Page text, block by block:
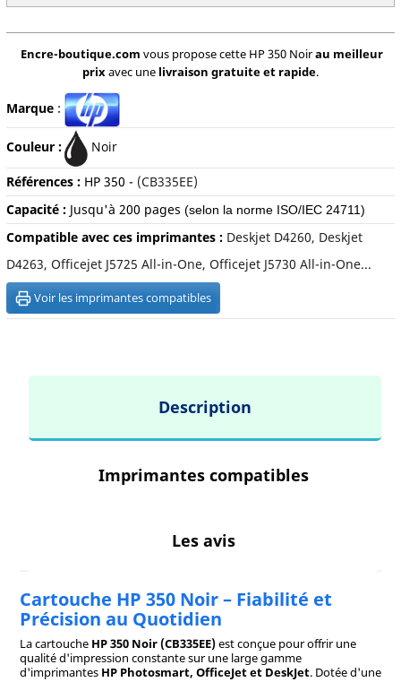
Encre-boutique.com vous propose cette HP 350 Noirau meilleur
prixavec une livraison gratuite et rapide.
Marque:
Couleur : Noir
Références : HP 350 - (CB335EE)
Capacité : Jusqu'à 200 pages (selon la norme ISO/IEC 24711)
Compatible avec ces imprimantes : Deskjet D4260, Deskjet
D4263, Officejet J5725 All-in-One, Officejet J5730 All-in-One...
Voir les imprimantes compatibles
Description
Imprimantes compatibles
Les avis
Cartouche HP 350 Noir – Fiabilité et
Précision au Quotidien
La cartouche HP 350 Noir (CB335EE)est conçue pour offrir une
qualité d'impression constante sur une large gamme
d'imprimantes HP Photosmart, OfficeJet et DeskJet. Dotée d'une